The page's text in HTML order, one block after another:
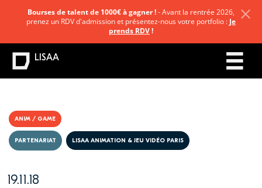
ANIM / GAME
19.11.18
PARTENARIAT LISAA ANIMATION & JEU VIDÉO PARIS
Bourses de talent de 1000€ à gagner !- Avant la rentrée 2026,
prenez un RDV d'admission et présentez-nous votre portfolio : Je
prends RDV!
LISAA